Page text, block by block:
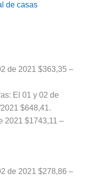
de casas
de 2021 $363,35 –
El 01 y 02 de
$648,41.
2021 $1743,11 –
de 2021 $278,86 –